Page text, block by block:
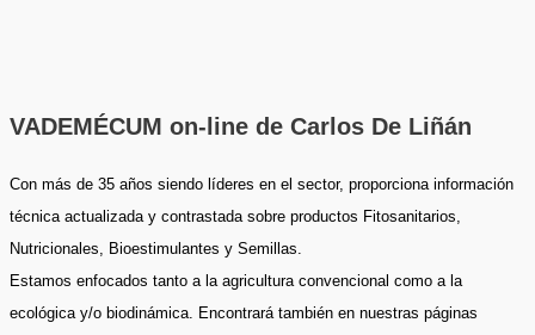
VADEMÉCUM on-line de Carlos De Liñán
Con más de 35 años siendo líderes en el sector, proporciona información
técnica actualizada y contrastada sobre productos Fitosanitarios,
Nutricionales, Bioestimulantes y Semillas.
Estamos enfocados tanto a la agricultura convencional como a la
ecológica y/o biodinámica. Encontrará también en nuestras páginas